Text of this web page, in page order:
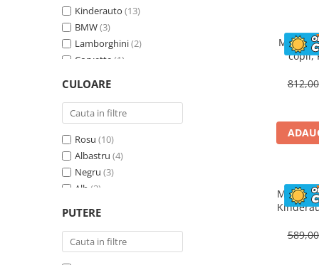
Motociclete Drift-Trike
Masinute electrice Mercedes
Masinute electrice tip SUV
Piese & Accesorii
Jucarii RC cu telecomanda
Kinderauto (13)
BMW(3)
Lamborghini(2)
Corvette (1)
Mercedes
CULOARE
Rosu (10)
Albastru (4)
Negru (3)
Alb (2)
Galben
PUTERE
copii,